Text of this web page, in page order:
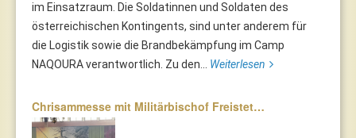
im Einsatzraum. Die Soldatinnen und Soldaten des
österreichischen Kontingents, sind unter anderem für
die Logistik sowie die Brandbekämpfung im Camp
NAQOURA verantwortlich. Zu den... Weiterlesen
Chrisammesse mit Militärbischof Freistet…